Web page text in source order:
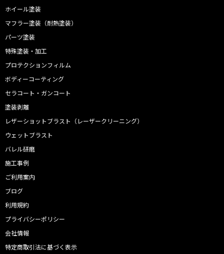
ホイール塗装
マフラー塗装（耐熱塗装）
パーツ塗装
特殊塗装・加工
プロテクションフィルム
ボディーコーティング
セラコート・ガンコート
塗装剥離
レザーショットブラスト（レーザークリーニング）
ウェットブラスト
バレル研磨
施工事例
ご利用案内
ブログ
利用規約
プライバシーポリシー
会社情報
特定商取引法に基づく表示